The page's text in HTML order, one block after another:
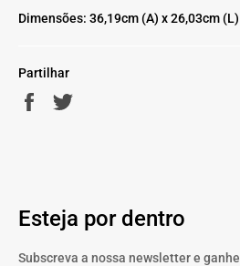
Dimensões: 36,19cm (A) x 26,03cm
Partilhar
Partilhe
no
Esteja por dentro
Subscreva a nossa newsletter e